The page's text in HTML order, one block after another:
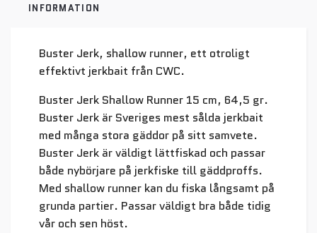
INFORMATION
Buster Jerk, shallow runner, ett otroligt
effektivt jerkbait från CWC.
Buster Jerk Shallow Runner 15 cm, 64,5 gr.
Buster Jerk är Sveriges mest sålda jerkbait
med många stora gäddor på sitt samvete.
Buster Jerk är väldigt lättfiskad och passar
både nybörjare på jerkfiske till gäddproffs.
Med shallow runner kan du fiska långsamt på
grunda partier. Passar väldigt bra både tidig
vår och sen höst.